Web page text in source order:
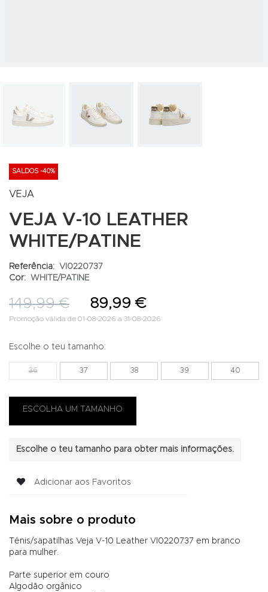
SALDOS -40%
VEJA
VEJA V-10 LEATHER
WHITE/PATINE
Referência: VI0220737
Cor: WHITE/PATINE
149,99 € 89,99 €
Promoção válida de 01-08-2026 a 31-08-2026
Escolhe o teu tamanho:
36 37 38 39 40
Escolhe o teu tamanho para obter mais informações.
Adicionar aos Favoritos
Mais sobre o produto
Ténis/sapatilhas Veja V-10 Leather VI0220737 em branco
para mulher.
Parte superior em couro
Algodão orgânico